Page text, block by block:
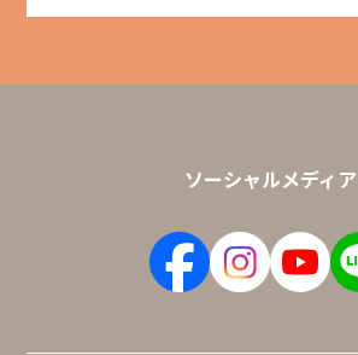
ソーシャルメディア